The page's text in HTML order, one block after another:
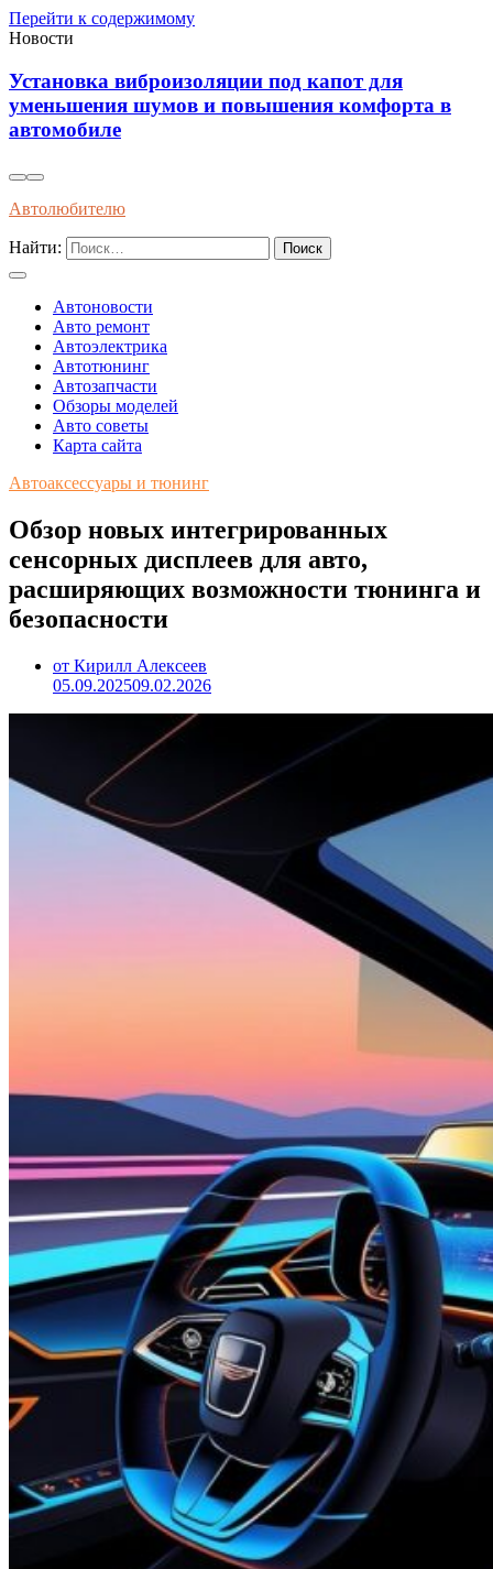
Перейти к содержимому
Новости
Влияние современного топлива на износ и
долговечность двигателей внутреннего сгорания
Автолюбителю
Найти:
Автоновости
Авто ремонт
Автоэлектрика
Автотюнинг
Автозапчасти
Обзоры моделей
Авто советы
Карта сайта
Автоаксессуары и тюнинг
Обзор новых интегрированных
сенсорных дисплеев для авто,
расширяющих возможности тюнинга и
безопасности
от Кирилл Алексеев
05.09.202509.02.2026